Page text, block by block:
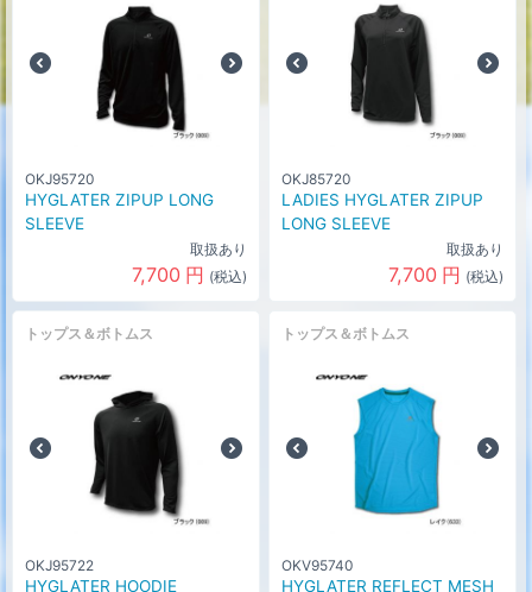
OKJ95720
HYGLATER ZIPUP LONG
SLEEVE
取扱あり
7,700 円 (税込)
OKJ85720
LADIES HYGLATER ZIPUP
LONG SLEEVE
取扱あり
7,700 円 (税込)
トップス＆ボトムス
OKJ95722
HYGLATER HOODIE
トップス＆ボトムス
OKV95740
HYGLATER REFLECT MESH